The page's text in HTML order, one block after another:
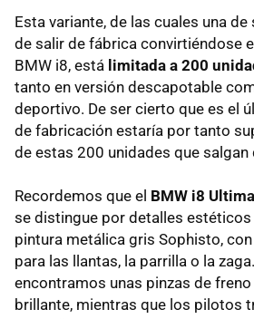
Esta variante, de las cuales una
de salir de fábrica convirtiéndose
BMW i8, está limitada a 200
tanto en versión descapotable
deportivo. De ser cierto que es el
de fabricación estaría por tanto
de estas 200 unidades que salgan
Recordemos que el BMW i8
se distingue por detalles
pintura metálica gris Sophisto,
para las llantas, la parrilla o la
encontramos unas pinzas de
brillante, mientras que los pilotos